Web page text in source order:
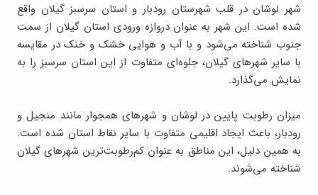
شهر لوشان در قلب شهرستان رودبار و استان سرسبز گیلان واقع
شده است. این شهر به عنوان دروازه ورودی استان گیلان از سمت
جنوب شناخته می‌شود و با آب و هوایی خشک و خنک در مقایسه
با سایر شهرهای گیلان، جلوه‌ای متفاوت از این استان سرسبز را به
نمایش می‌گذارد.
میزان رطوبت پایین در لوشان و شهرهای همجوار مانند منجیل و
رودبار، باعث ایجاد اقلیمی متفاوت با سایر نقاط استان شده است.
به همین دلیل، این مناطق به عنوان کم‌رطوبت‌ترین شهرهای گیلان
شناخته می‌شوند.